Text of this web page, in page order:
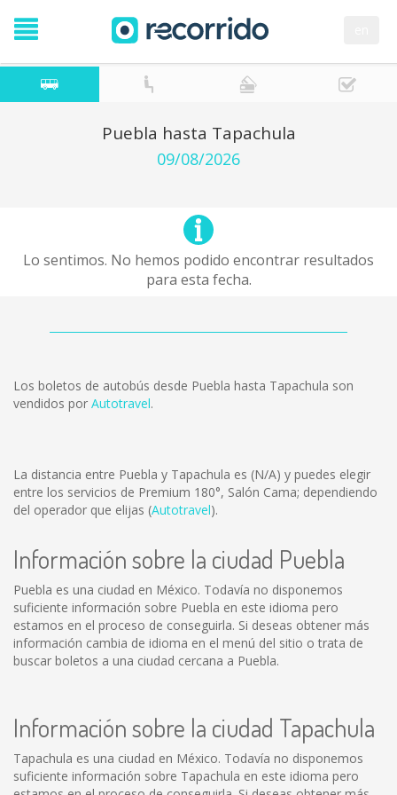
Puebla hasta Tapachula
09/08/2026
Lo sentimos. No hemos podido encontrar resultados
para esta fecha.
Los boletos de autobús desde Puebla hasta Tapachula son
vendidos por Autotravel.
La distancia entre Puebla y Tapachula es (N/A) y puedes elegir
entre los servicios de Premium 180°, Salón Cama; dependiendo
del operador que elijas (Autotravel).
Información sobre la ciudad Puebla
Puebla es una ciudad en México. Todavía no disponemos
suficiente información sobre Puebla en este idioma pero
estamos en el proceso de conseguirla. Si deseas obtener más
información cambia de idioma en el menú del sitio o trata de
buscar boletos a una ciudad cercana a Puebla.
Información sobre la ciudad Tapachula
Tapachula es una ciudad en México. Todavía no disponemos
suficiente información sobre Tapachula en este idioma pero